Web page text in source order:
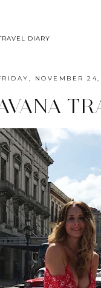
DIARY
NOVEMBER